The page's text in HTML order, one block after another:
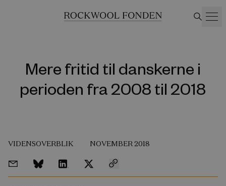
Mere fritid til danskerne i
perioden fra 2008 til 2018
VIDENSOVERBLIK NOVEMBER 2018